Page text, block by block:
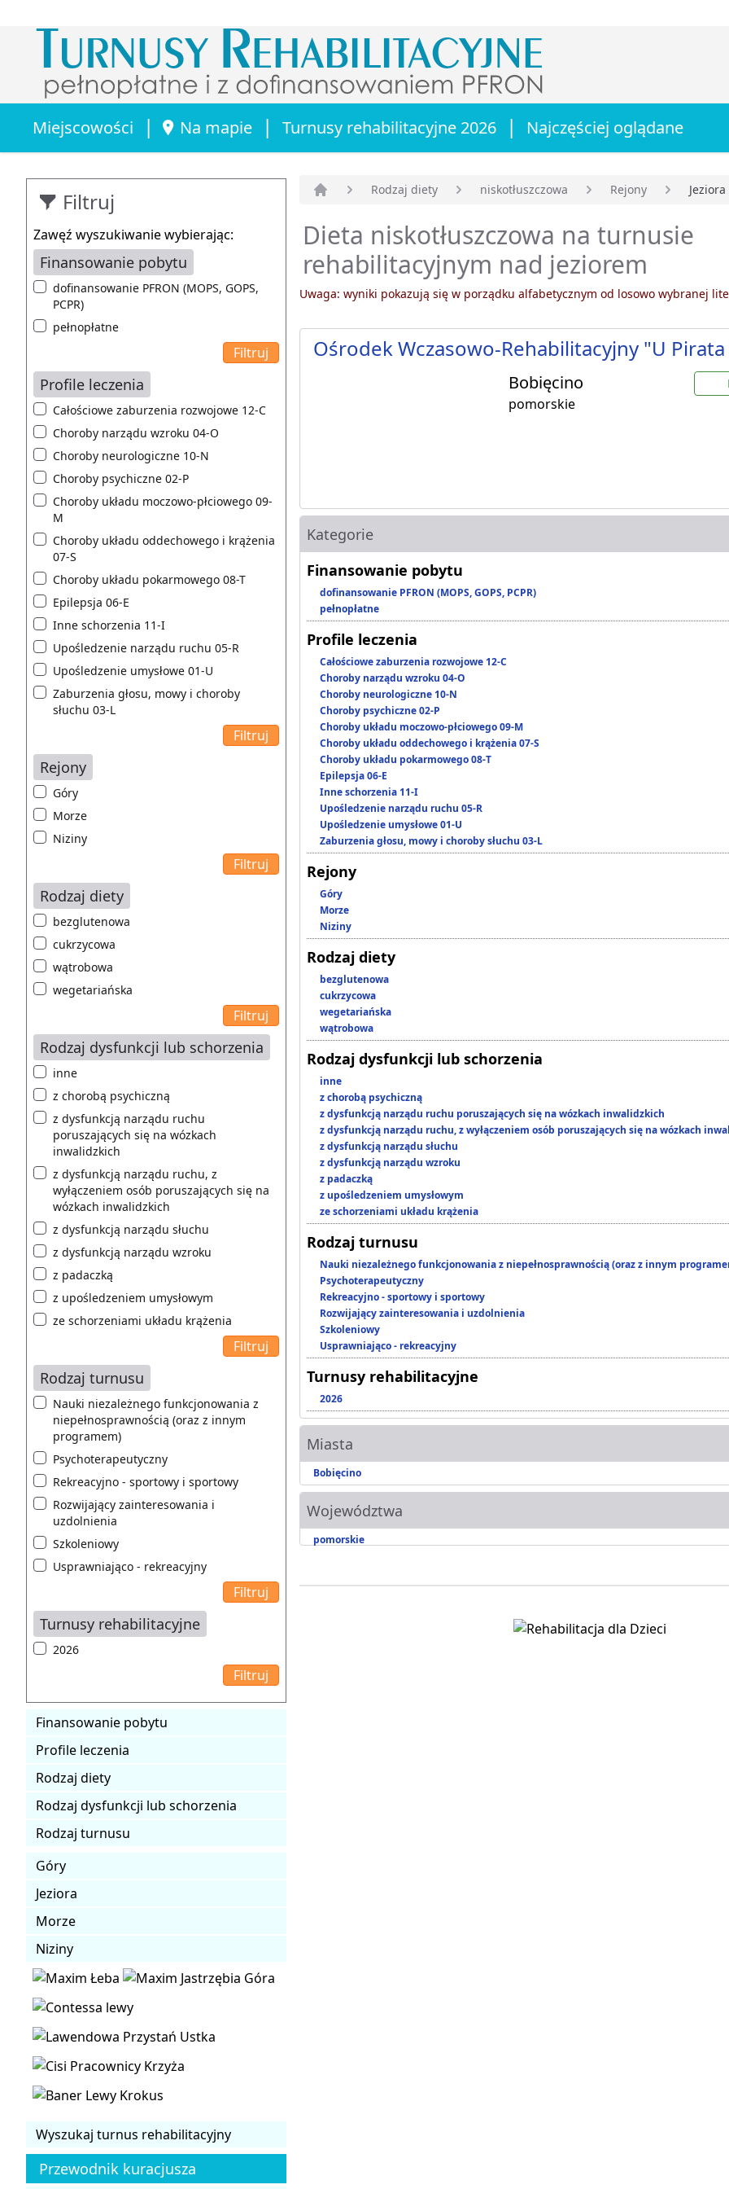
Miejscowości | Na mapie | Turnusy rehabilitacyjne 2026 | Najczęściej oglądane
Filtruj
Zawęź wyszukiwanie wybierając:
Finansowanie pobytu
dofinansowanie PFRON (MOPS, GOPS,
PCPR)
pełnopłatne
Profile leczenia
Całościowe zaburzenia rozwojowe 12-C
Choroby narządu wzroku 04-O
Choroby neurologiczne 10-N
Choroby psychiczne 02-P
Choroby układu moczowo-płciowego 09-
M
Choroby układu oddechowego i krążenia
07-S
Choroby układu pokarmowego 08-T
Epilepsja 06-E
Inne schorzenia 11-I
Upośledzenie narządu ruchu 05-R
Upośledzenie umysłowe 01-U
Zaburzenia głosu, mowy i choroby
słuchu 03-L
Rejony
Góry
Morze
Niziny
Rodzaj diety
bezglutenowa
cukrzycowa
wątrobowa
wegetariańska
Rodzaj dysfunkcji lub schorzenia
inne
z chorobą psychiczną
z dysfunkcją narządu ruchu
poruszających się na wózkach
inwalidzkich
z dysfunkcją narządu ruchu, z
wyłączeniem osób poruszających się na
wózkach inwalidzkich
z dysfunkcją narządu słuchu
z dysfunkcją narządu wzroku
z padaczką
z upośledzeniem umysłowym
ze schorzeniami układu krążenia
Rodzaj turnusu
Nauki niezależnego funkcjonowania z
niepełnosprawnością (oraz z innym
programem)
Psychoterapeutyczny
Rekreacyjno - sportowy i sportowy
Rozwijający zainteresowania i
uzdolnienia
Szkoleniowy
Usprawniająco - rekreacyjny
Turnusy rehabilitacyjne
2026
Finansowanie pobytu
Profile leczenia
Rodzaj diety
Rodzaj dysfunkcji lub schorzenia
Rodzaj turnusu
Góry
Jeziora
Morze
Niziny
Wyszukaj turnus rehabilitacyjny
Przewodnik kuracjusza
Rodzaj diety niskotłuszczowa Rejony Jeziora
Dieta niskotłuszczowa na turnusie
rehabilitacyjnym nad jeziorem
Uwaga: wyniki pokazują się w porządku alfabetycznym od losowo wybranej
Ośrodek Wczasowo-Rehabilitacyjny "U
Bobięcino
pomorskie
Kategorie
Finansowanie pobytu
dofinansowanie PFRON (MOPS, GOPS, PCPR)
pełnopłatne
Profile leczenia
Całościowe zaburzenia rozwojowe 12-C
Choroby narządu wzroku 04-O
Choroby neurologiczne 10-N
Choroby psychiczne 02-P
Choroby układu moczowo-płciowego 09-M
Choroby układu oddechowego i krążenia 07-S
Choroby układu pokarmowego 08-T
Epilepsja 06-E
Inne schorzenia 11-I
Upośledzenie narządu ruchu 05-R
Upośledzenie umysłowe 01-U
Zaburzenia głosu, mowy i choroby słuchu 03-L
Rejony
Góry
Morze
Niziny
Rodzaj diety
bezglutenowa
cukrzycowa
wegetariańska
wątrobowa
Rodzaj dysfunkcji lub schorzenia
inne
z chorobą psychiczną
z dysfunkcją narządu ruchu poruszających się na wózkach inwalidzkich
z dysfunkcją narządu ruchu, z wyłączeniem osób poruszających się na wózkach
z dysfunkcją narządu słuchu
z dysfunkcją narządu wzroku
z padaczką
z upośledzeniem umysłowym
ze schorzeniami układu krążenia
Rodzaj turnusu
Nauki niezależnego funkcjonowania z niepełnosprawnością (oraz z innym
Psychoterapeutyczny
Rekreacyjno - sportowy i sportowy
Rozwijający zainteresowania i uzdolnienia
Szkoleniowy
Usprawniająco - rekreacyjny
Turnusy rehabilitacyjne
2026
Miasta
Bobięcino
Województwa
pomorskie